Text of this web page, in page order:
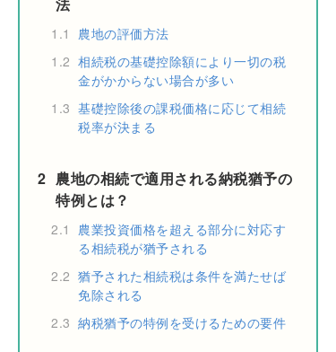
法
1.1
農地の評価方法
1.2 相続税の基礎控除額により一切の税
金がかからない場合が多い
1.3 基礎控除後の課税価格に応じて相続
税率が決まる
2 農地の相続で適用される納税猶予の
特例とは？
2.1
農業投資価格を超える部分に対応す
る相続税が猶予される
2.2 猶予された相続税は条件を満たせば
免除される
2.3 納税猶予の特例を受けるための要件